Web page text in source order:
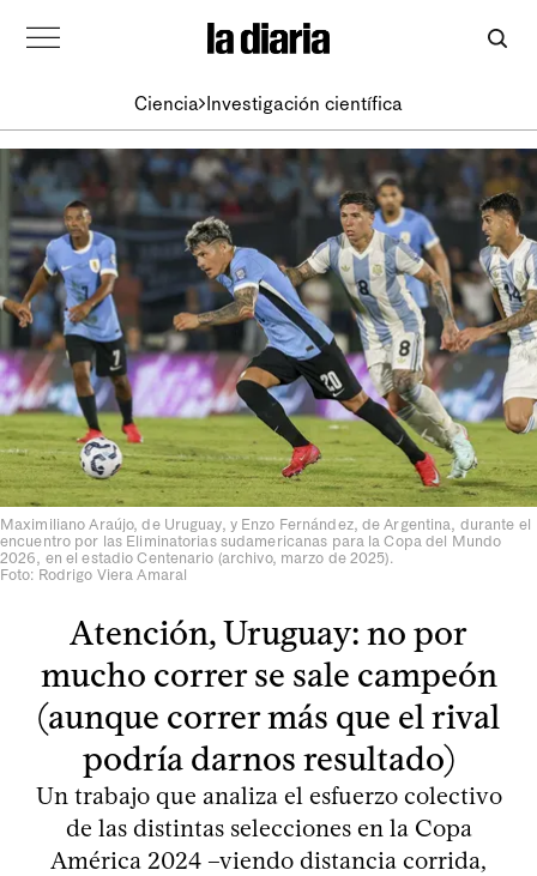
Ciencia Investigación científica
Maximiliano Araújo, de Uruguay, y Enzo Fernández, de Argentina, durante el
encuentro por las Eliminatorias sudamericanas para la Copa del Mundo
2026, en el estadio Centenario (archivo, marzo de 2025).
Foto: Rodrigo Viera Amaral
Atención, Uruguay: no por
mucho correr se sale campeón
(aunque correr más que el rival
podría darnos resultado)
Un trabajo que analiza el esfuerzo colectivo
de las distintas selecciones en la Copa
América 2024 –viendo distancia corrida,